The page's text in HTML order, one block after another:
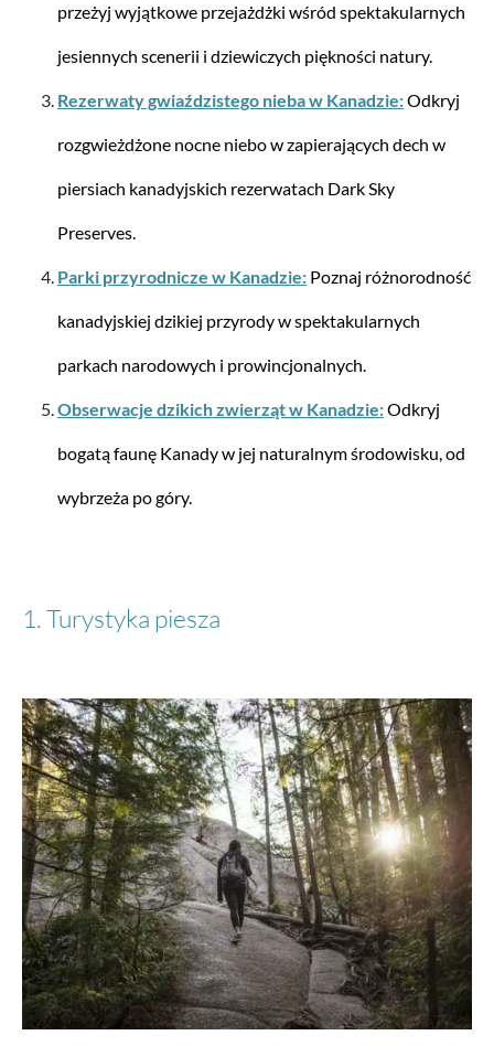
Stratic
Straw + America Unlimited Canada Edition -
Od 636,77 zł*
przeżyj wyjątkowe przejażdżki wśród spektakularnych
jesiennych scenerii i dziewiczych piękności natury.
Rezerwaty gwiaździstego nieba w Kanadzie:Odkryj
rozgwieżdżone nocne niebo w zapierających dech w
piersiach kanadyjskich rezerwatach Dark Sky
Preserves.
Parki przyrodnicze w Kanadzie: Poznaj różnorodność
kanadyjskiej dzikiej przyrody w spektakularnych
parkach narodowych i prowincjonalnych.
Obserwacje dzikich zwierząt w Kanadzie:Odkryj
bogatą faunę Kanady w jej naturalnym środowisku, od
wybrzeża po góry.
1. Turystyka piesza